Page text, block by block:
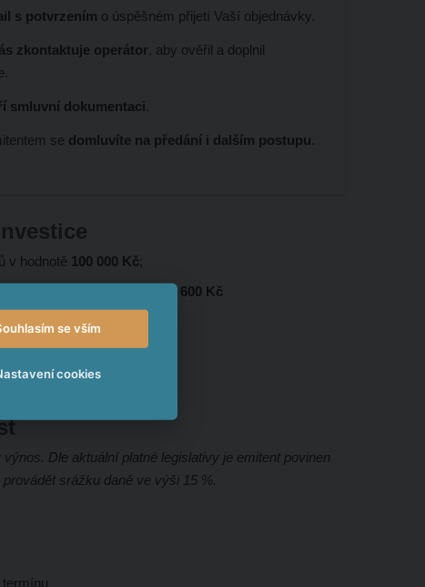
s potvrzením o úspěšném přijetí Vaší objednávky.
zkontaktuje operátor, aby ověřil a doplnil
smluvní dokumentaci.
se domluvíte na předání i dalším postupu.
v hodnotě 100 000 Kč;
23 600 Kč
investované částky
94 400 Kč,
částky.
Dle aktuální platné legislativy je emitent povinen
srážku daně ve výši 15 %.
termínu
se vším
cookies